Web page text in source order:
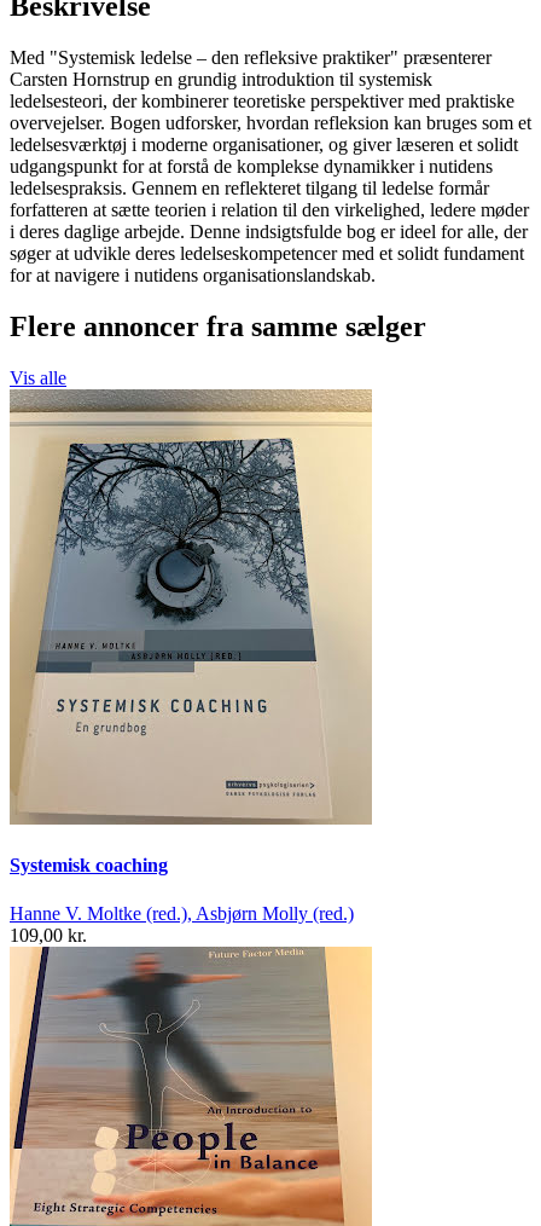
Beskrivelse
Med "Systemisk ledelse – den refleksive praktiker" præsenterer
Carsten Hornstrup en grundig introduktion til systemisk
ledelsesteori, der kombinerer teoretiske perspektiver med praktiske
overvejelser. Bogen udforsker, hvordan refleksion kan bruges som et
ledelsesværktøj i moderne organisationer, og giver læseren et solidt
udgangspunkt for at forstå de komplekse dynamikker i nutidens
ledelsespraksis. Gennem en reflekteret tilgang til ledelse formår
forfatteren at sætte teorien i relation til den virkelighed, ledere møder
i deres daglige arbejde. Denne indsigtsfulde bog er ideel for alle, der
søger at udvikle deres ledelseskompetencer med et solidt fundament
for at navigere i nutidens organisationslandskab.
Flere annoncer fra samme sælger
Vis alle
Systemisk coaching
Hanne V. Moltke (red.), Asbjørn Molly (red.)
109,00 kr.